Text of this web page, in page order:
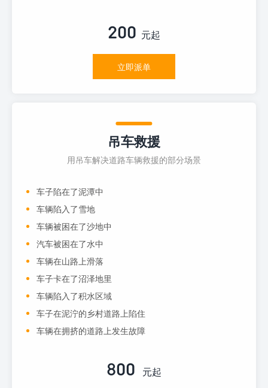
200 元起
立即派单
吊车救援
用吊车解决道路车辆救援的部分场景
车子陷在了泥潭中
车辆陷入了雪地
车辆被困在了沙地中
汽车被困在了水中
车辆在山路上滑落
车子卡在了沼泽地里
车辆陷入了积水区域
车子在泥泞的乡村道路上陷住
车辆在拥挤的道路上发生故障
800 元起